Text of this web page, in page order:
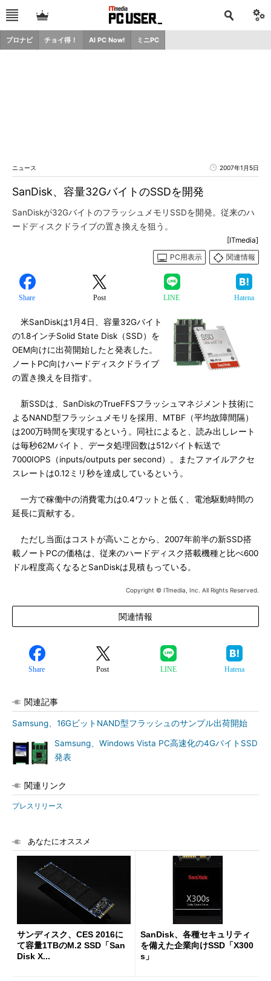
プロナビ チョイ得！ AI PC Now! ミニPC
ニュース 2007年1月5日
SanDisk、容量32GバイトのSSDを開発
SanDiskが32GバイトのフラッシュメモリSSDを開発。従来のハ
ードディスクドライブの置き換えを狙う。
[ITmedia]
PC用表示
関連情報
Share Post LINE Hatena
米SanDiskは1月4日、容量32Gバイト
の1.8インチSolid State Disk（SSD）を
OEM向けに出荷開始したと発表した。
ノートPC向けハードディスクドライブ
の置き換えを目指す。
新SSDは、SanDiskのTrueFFSフラッシュマネジメント技術に
よるNAND型フラッシュメモリを採用、MTBF（平均故障間隔）
は200万時間を実現するという。同社によると、読み出しレート
は毎秒62Mバイト、データ処理回数は512バイト転送で
7000IOPS（inputs/outputs per second）。またファイルアクセ
スレートは0.12ミリ秒を達成しているという。
一方で稼働中の消費電力は0.4ワットと低く、電池駆動時間の
延長に貢献する。
ただし当面はコストが高いことから、2007年前半の新SSD搭
載ノートPCの価格は、従来のハードディスク搭載機種と比べ600
ドル程度高くなるとSanDiskは見積もっている。
Copyright © ITmedia, Inc. All Rights Reserved.
関連情報
Share Post LINE Hatena
関連記事
Samsung、16GビットNAND型フラッシュのサンプル出荷開始
Samsung、Windows Vista PC高速化の4GバイトSSD
発表
関連リンク
プレスリリース
あなたにオススメ
サンディスク、CES 2016に
て容量1TBのM.2 SSD「San
Disk X...
SanDisk、各種セキュリティ
を備えた企業向けSSD「X300
s」